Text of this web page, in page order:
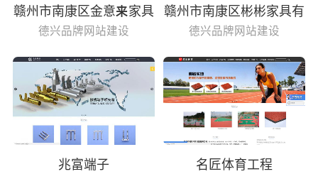
赣州市南康区金意来家具
有限公司
德兴品牌网站建设
赣州市南康区彬彬家具有
限公司
德兴品牌网站建设
兆富端子 名匠体育工程